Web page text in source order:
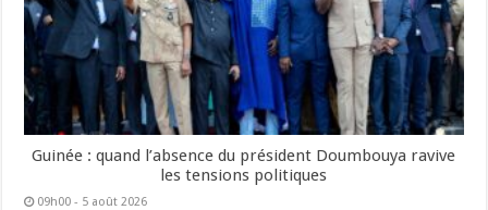
Guinée : quand l’absence du président Doumbouya ravive
les tensions politiques
09h00 - 5 août 2026